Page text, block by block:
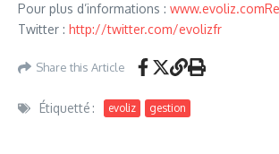
Pour plus d’informations :
Twitter : http://twitter.com/evolizfr
Share this Article
Étiquetté : evoliz gestion